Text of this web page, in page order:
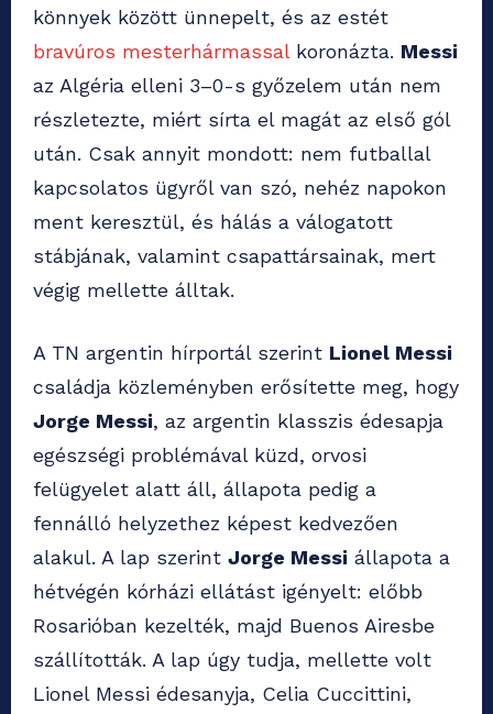
könnyek között ünnepelt, és az estét
bravúros mesterhármassal koronázta. Messi
az Algéria elleni 3–0-s győzelem után nem
részletezte, miért sírta el magát az első gól
után. Csak annyit mondott: nem futballal
kapcsolatos ügyről van szó, nehéz napokon
ment keresztül, és hálás a válogatott
stábjának, valamint csapattársainak, mert
végig mellette álltak.
A TN argentin hírportál szerint Lionel Messi
családja közleményben erősítette meg, hogy
Jorge Messi, az argentin klasszis édesapja
egészségi problémával küzd, orvosi
felügyelet alatt áll, állapota pedig a
fennálló helyzethez képest kedvezően
alakul. A lap szerint Jorge Messi állapota a
hétvégén kórházi ellátást igényelt: előbb
Rosarióban kezelték, majd Buenos Airesbe
szállították. A lap úgy tudja, mellette volt
Lionel Messi édesanyja, Celia Cuccittini,